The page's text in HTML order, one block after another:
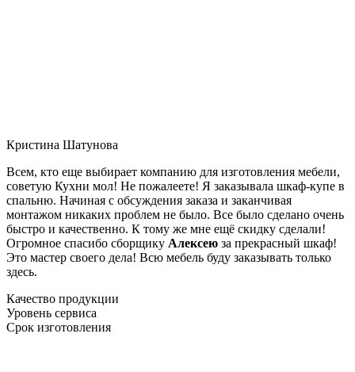
Кристина Шатунова
Всем, кто еще выбирает компанию для изготовления мебели,
советую Кухни мол! Не пожалеете! Я заказывала шкаф-купе в
спальню. Начиная с обсуждения заказа и заканчивая
монтажом никаких проблем не было. Все было сделано очень
быстро и качественно. К тому же мне ещё скидку сделали!
Огромное спасибо сборщику Алексею за прекрасный шкаф!
Это мастер своего дела! Всю мебель буду заказывать только
здесь.
Качество продукции
Уровень сервиса
Срок изготовления